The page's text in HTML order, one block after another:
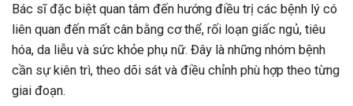
Bác sĩ đặc biệt quan tâm đến hướng điều trị các bệnh lý có
liên quan đến mất cân bằng cơ thể, rối loạn giấc ngủ, tiêu
hóa, da liễu và sức khỏe phụ nữ. Đây là những nhóm bệnh
cần sự kiên trì, theo dõi sát và điều chỉnh phù hợp theo từng
giai đoạn.